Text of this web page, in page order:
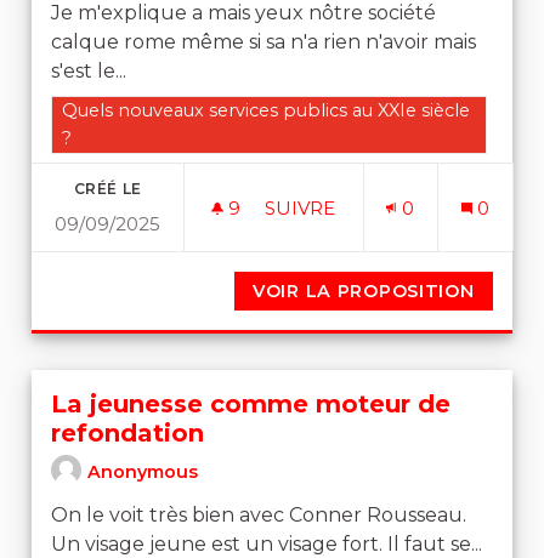
Je m'explique a mais yeux nôtre société
calque rome même si sa n'a rien n'avoir mais
s'est le...
Filtrer les résultats de la catégorie : Quels nouveaux
Quels nouveaux services publics au XXIe siècle
?
CRÉÉ LE
09/09/2025
9 9 ABONNÉS
SUIVRE 0 0
VOIR LA PROPOSITION
La jeunesse comme moteur de
refondation
Anonymous
On le voit très bien avec Conner Rousseau.
Un visage jeune est un visage fort. Il faut se...